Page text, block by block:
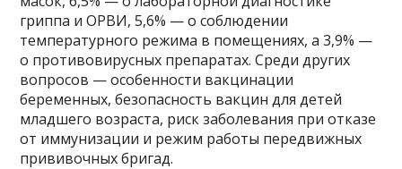
гриппа и ОРВИ, 5,6% — о соблюдении
температурного режима в помещениях, а 3,9% —
о противовирусных препаратах. Среди других
вопросов — особенности вакцинации
беременных, безопасность вакцин для детей
младшего возраста, риск заболевания при отказе
от иммунизации и режим работы передвижных
прививочных бригад.